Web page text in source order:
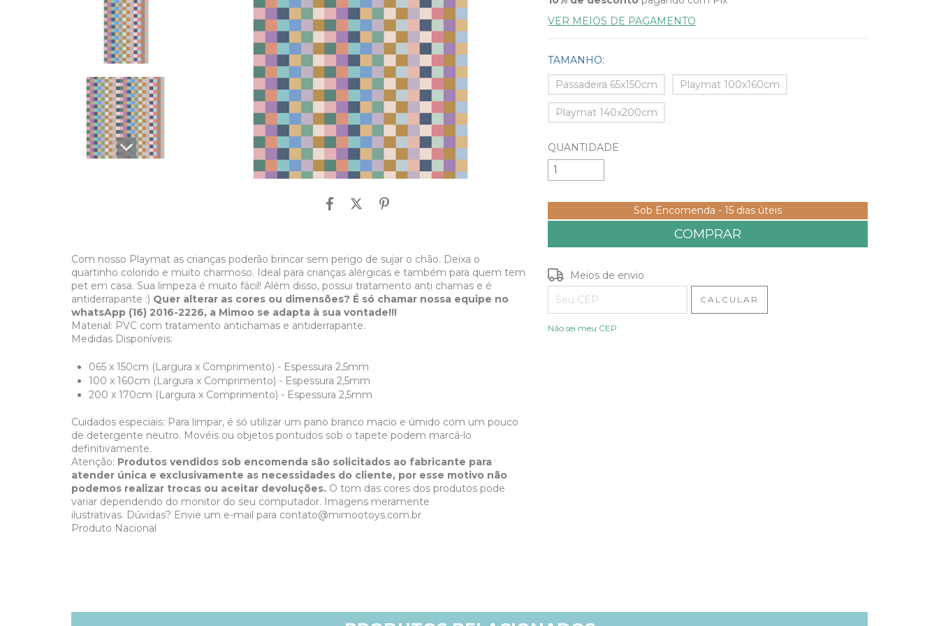
Com nosso Playmat as crianças poderão brincar sem perigo de sujar o chão. Deixa o
quartinho colorido e muito charmoso. Ideal para crianças alérgicas e também para quem tem
pet em casa. Sua limpeza é muito fácil! Além disso, possui tratamento anti chamas e é
antiderrapante :) Quer alterar as cores ou dimensões? É só chamar nossa equipe no
whatsApp (16) 2016-2226, a Mimoo se adapta à sua vontade!!!
Material: PVC com tratamento antichamas e antiderrapante.
Medidas Disponíveis:
065 x 150cm (Largura x Comprimento) - Espessura 2,5mm
100 x 160cm (Largura x Comprimento) - Espessura 2,5mm
​200 x 170cm (Largura x Comprimento) - Espessura 2,5mm
Cuidados especiais: Para limpar, é só utilizar um pano branco macio e úmido com um pouco
de detergente neutro. Movéis ou objetos pontudos sob o tapete podem marcá-lo
definitivamente.
Atenção: Produtos vendidos sob encomenda são solicitados ao fabricante para
atender única e exclusivamente as necessidades do cliente, por esse motivo não
podemos realizar trocas ou aceitar devoluções. O tom das cores dos produtos pode
variar dependendo do monitor do seu computador. Imagens meramente
ilustrativas. Dúvidas? Envie um e-mail para contato@mimootoys.com.br
Produto Nacional
VER MEIOS DE PAGAMENTO
TAMANHO:
Passadeira 65x150cm
Playmat 100x160cm
Playmat 140x200cm
QUANTIDADE
Sob Encomenda - 15 dias úteis
Entregas para o CEP:
Meios de envio
CALCULAR
Não sei meu CEP